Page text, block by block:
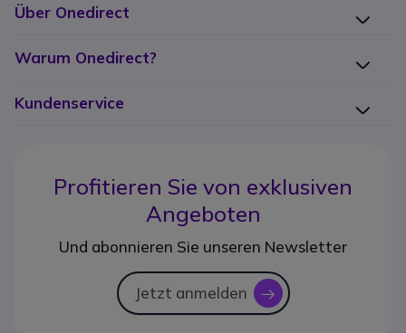
Über Onedirect
Warum Onedirect?
Kundenservice
Profitieren Sie von exklusiven
Angeboten
Und abonnieren Sie unseren Newsletter
Jetzt anmelden icon